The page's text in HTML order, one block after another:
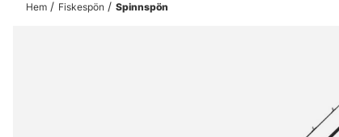
Hem Fiskespön Spinnspön